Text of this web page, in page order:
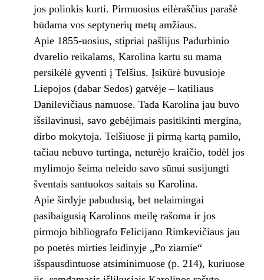
jos polinkis kurti. Pirmuosius eilėraščius parašė
būdama vos septynerių metų amžiaus.
Apie 1855-uosius, stipriai pašlijus Padurbinio
dvarelio reikalams, Karolina kartu su mama
persikėlė gyventi į Telšius. Įsikūrė buvusioje
Liepojos (dabar Sedos) gatvėje – katiliaus
Danilevičiaus namuose. Tada Karolina jau buvo
išsilavinusi, savo gebėjimais pasitikinti mergina,
dirbo mokytoja. Telšiuose ji pirmą kartą pamilo,
tačiau nebuvo turtinga, neturėjo kraičio, todėl jos
mylimojo šeima neleido savo sūnui susijungti
šventais santuokos saitais su Karolina.
Apie širdyje pabudusią, bet nelaimingai
pasibaigusią Karolinos meilę rašoma ir jos
pirmojo bibliografo Felicijano Rimkevičiaus jau
po poetės mirties leidinyje „Po ziarnie“
išspausdintuose atsiminimuose (p. 214), kuriuose